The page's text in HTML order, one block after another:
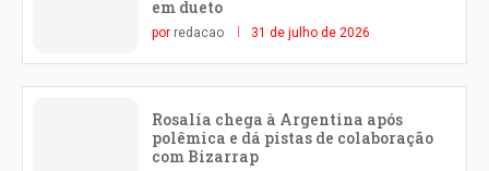
em dueto
por redacao 31 de julho de 2026
Rosalía chega à Argentina após
polêmica e dá pistas de colaboração
com Bizarrap